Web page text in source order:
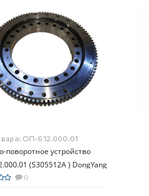
ОП-612.000.01
поворотное устройство
(S305512A ) DongYang
SS1506, SS1924, SS1926, SS
0